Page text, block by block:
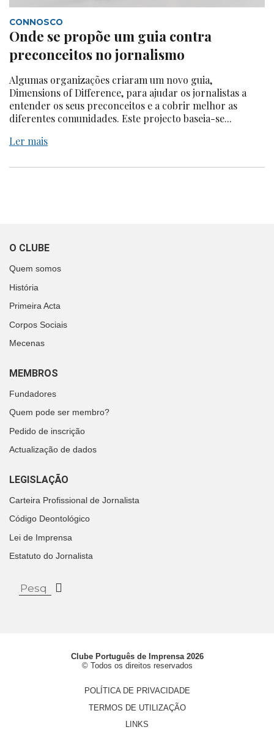
CONNOSCO
Onde se propõe um guia contra
preconceitos no jornalismo
Algumas organizações criaram um novo guia,
Dimensions of Difference, para ajudar os jornalistas a
entender os seus preconceitos e a cobrir melhor as
diferentes comunidades. Este projecto baseia-se...
Ler mais
O CLUBE
Quem somos
História
Primeira Acta
Corpos Sociais
Mecenas
MEMBROS
Fundadores
Quem pode ser membro?
Pedido de inscrição
Actualização de dados
LEGISLAÇÃO
Carteira Profissional de Jornalista
Código Deontológico
Lei de Imprensa
Estatuto do Jornalista
Clube Português de Imprensa 2026
© Todos os direitos reservados
POLÍTICA DE PRIVACIDADE
TERMOS DE UTILIZAÇÃO
LINKS